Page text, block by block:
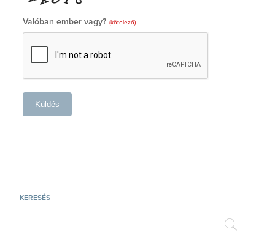
KERESÉS
Valóban ember vagy? (kötelező)
Küldés